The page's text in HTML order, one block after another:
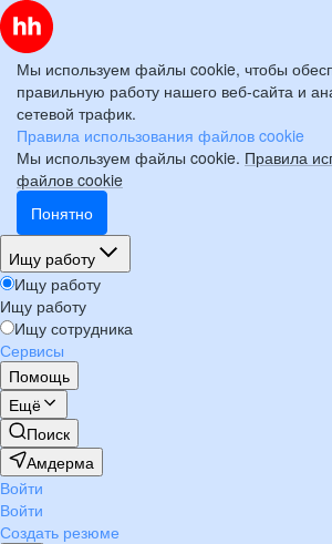
Мы используем файлы cookie, чтобы
правильную работу нашего веб-сайта и
сетевой трафик.
Правила использования файлов cookie
Мы используем файлы cookie. Правила
файлов cookie
Понятно
Ищу работу
Ищу работу
Ищу работу
Ищу сотрудника
Сервисы
Помощь
Ещё
Поиск
Амдерма
Войти
Войти
Создать резюме